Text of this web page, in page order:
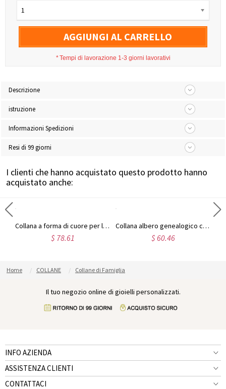
1
AGGIUNGI AL CARRELLO
*Tempi di lavorazione 1-3 giorni lavorativi
Descrizione
istruzione
Informazioni Spedizioni
Resi di 99 giorni
I clienti che hanno acquistato questo prodotto hanno
acquistato anche:
Collana a forma di cuore per la mamma con 4 pietre portafortuna personalizzate e nome
$ 78.61
Collana albero genealogico con nome personalizzato in argento con ciondolo
$ 60.46
Home COLLANE Collane di Famiglia
Il tuo negozio online di gioielli personalizzati.
INFO AZIENDA
ASSISTENZA CLIENTI
CONTATTACI